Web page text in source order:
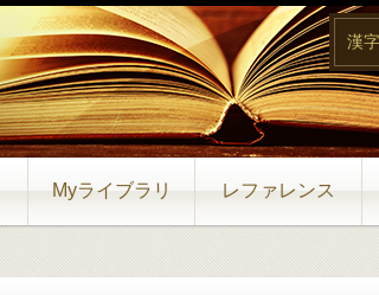
Myライブラリ レファレンス
漢字